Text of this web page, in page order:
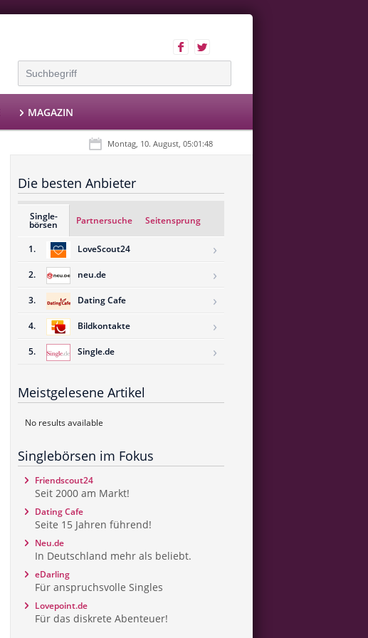
MAGAZIN
Montag, 10. August, 05:01:48
Die besten Anbieter
Single-
börsen Partnersuche Seitensprung
1. LoveScout24 ›
2. neu.de ›
3. Dating Cafe ›
4. Bildkontakte ›
5. Single.de ›
Meistgelesene Artikel
No results available
Singlebörsen im Fokus
Friendscout24
Seit 2000 am Markt!
Dating Cafe
Seite 15 Jahren führend!
Neu.de
In Deutschland mehr als beliebt.
eDarling
Für anspruchsvolle Singles
Lovepoint.de
Für das diskrete Abenteuer!